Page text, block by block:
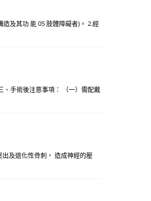
及其功 能 05 肢體障礙者)。 2.經
、手術後注意事項： （一）需配戴
及退化性骨刺， 造成神經的壓